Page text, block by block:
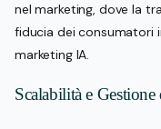
nel marketing, dove la
fiducia dei consumatori
marketing IA.
Scalabilità e